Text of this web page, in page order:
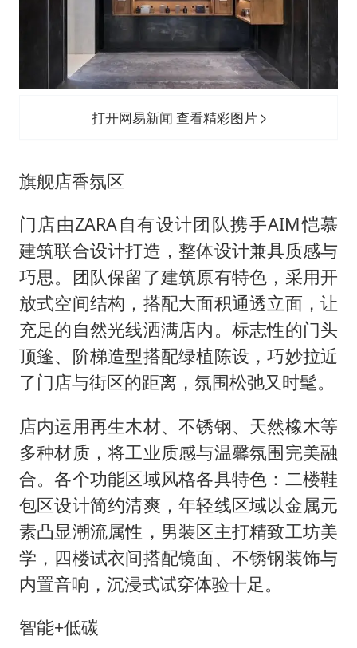
打开网易新闻 查看精彩图片
旗舰店香氛区
门店由ZARA自有设计团队携手AIM恺慕
建筑联合设计打造，整体设计兼具质感与
巧思。团队保留了建筑原有特色，采用开
放式空间结构，搭配大面积通透立面，让
充足的自然光线洒满店内。标志性的门头
顶篷、阶梯造型搭配绿植陈设，巧妙拉近
了门店与街区的距离，氛围松弛又时髦。
店内运用再生木材、不锈钢、天然橡木等
多种材质，将工业质感与温馨氛围完美融
合。各个功能区域风格各具特色：二楼鞋
包区设计简约清爽，年轻线区域以金属元
素凸显潮流属性，男装区主打精致工坊美
学，四楼试衣间搭配镜面、不锈钢装饰与
内置音响，沉浸式试穿体验十足。
智能+低碳